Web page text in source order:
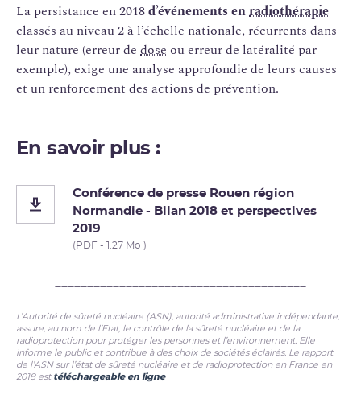
La persistance en 2018d’événements enradiothérapie
classés au niveau 2 à l’échelle nationale, récurrents dans
leur nature (erreur de dose ou erreur de latéralité par
exemple), exige une analyse approfondie de leurs causes
et un renforcement des actions de prévention.
En savoir plus :
Conférence de presse Rouen région
Normandie - Bilan 2018 et perspectives
2019
(PDF - 1.27 Mo )
_______________________________________
L’Autorité de sûreté nucléaire (ASN), autorité administrative indépendante,
assure, au nom de l’Etat, le contrôle de la sûreté nucléaire et de la
radioprotection pour protéger les personnes et l’environnement. Elle
informe le public et contribue à des choix de sociétés éclairés. Le rapport
de l’ASN sur l’état de sûreté nucléaire et de radioprotection en France en
2018 est téléchargeable en ligne